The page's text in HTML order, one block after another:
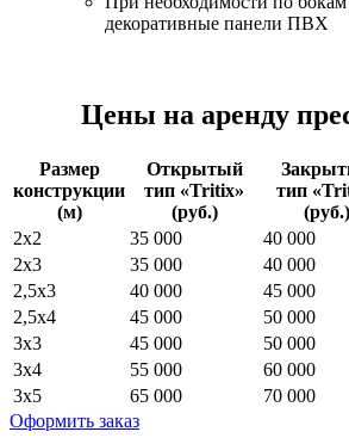
декоративные панели ПВХ
Цены на аренду
Размер
конструкции
(м)
Открытый
тип «Tritix»
(руб.)
тип
(руб.)
2х2
35 000 40 000
2х3
35 000 40 000
2,5х3
40 000 45 000
2,5х4
45 000 50 000
3х3
45 000 50 000
3х4
55 000 60 000
3х5
65 000 70 000
Оформить заказ